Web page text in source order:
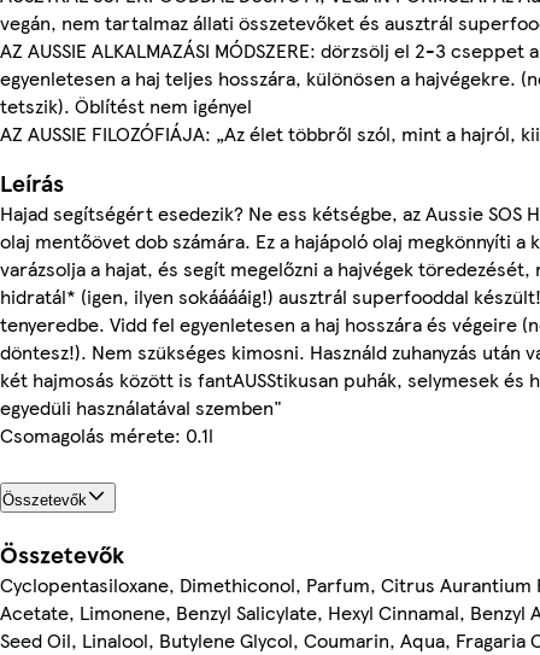
vegán, nem tartalmaz állati összetevőket és ausztrál
AZ AUSSIE ALKALMAZÁSI MÓDSZERE: dörzsölj el 2-3
egyenletesen a haj teljes hosszára, különösen a hajvégekre.
tetszik). Öblítést nem igényel
AZ AUSSIE FILOZÓFIÁJA: „Az élet többről szól, mint a hajról,
Leírás
Hajad segítségért esedezik? Ne ess kétségbe, az Aussie SOS
olaj mentőövet dob számára. Ez a hajápoló olaj megkönnyíti a
varázsolja a hajat, és segít megelőzni a hajvégek töredezését,
hidratál* (igen, ilyen sokááááig!) ausztrál superfooddal
tenyeredbe. Vidd fel egyenletesen a haj hosszára és végeire
döntesz!). Nem szükséges kimosni. Használd zuhanyzás után
két hajmosás között is fantAUSStikusan puhák, selymesek és
egyedüli használatával szemben"
Csomagolás mérete: 0.1l
Összetevők
Összetevők
Cyclopentasiloxane, Dimethiconol, Parfum, Citrus Aurantium
Acetate, Limonene, Benzyl Salicylate, Hexyl Cinnamal, Benzyl
Seed Oil, Linalool, Butylene Glycol, Coumarin, Aqua, Fragaria